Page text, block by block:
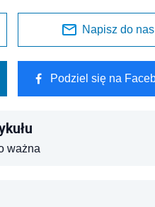
Napisz do nas
Podziel się na
ważna